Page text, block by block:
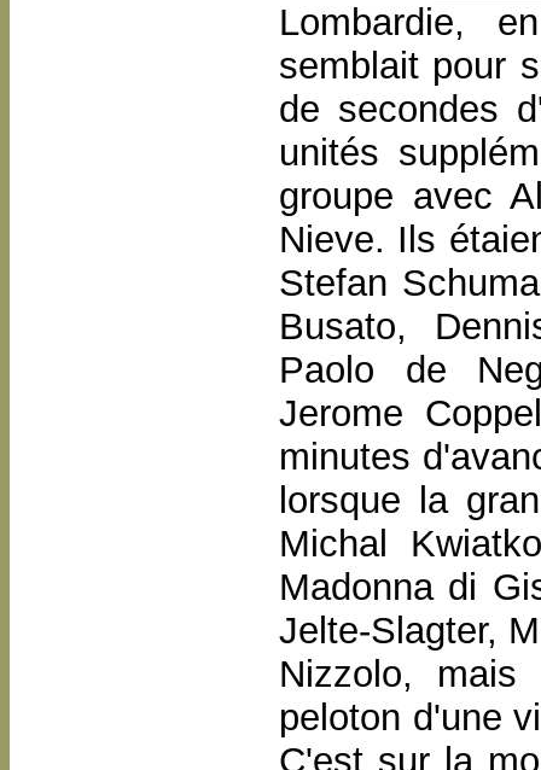
Lombardie,
semblait pour
de secondes
unités
groupe avec
Nieve. Ils
Stefan
Busato,
Paolo de
Jerome
minutes
lorsque la
Michal
Madonna di
Jelte-Slagter,
Nizzolo,
peloton d'une
C'est sur la